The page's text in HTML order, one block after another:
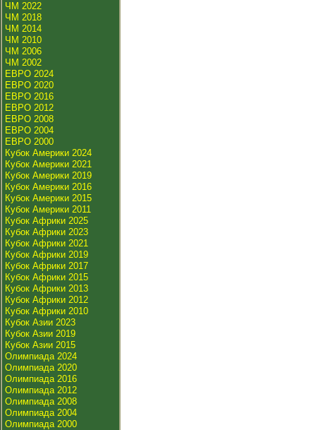
ЧМ 2022
ЧМ 2018
ЧМ 2014
ЧМ 2010
ЧМ 2006
ЧМ 2002
ЕВРО 2024
ЕВРО 2020
ЕВРО 2016
ЕВРО 2012
ЕВРО 2008
ЕВРО 2004
ЕВРО 2000
Кубок Америки 2024
Кубок Америки 2021
Кубок Америки 2019
Кубок Америки 2016
Кубок Америки 2015
Кубок Америки 2011
Кубок Африки 2025
Кубок Африки 2023
Кубок Африки 2021
Кубок Африки 2019
Кубок Африки 2017
Кубок Африки 2015
Кубок Африки 2013
Кубок Африки 2012
Кубок Африки 2010
Кубок Азии 2023
Кубок Азии 2019
Кубок Азии 2015
Олимпиада 2024
Олимпиада 2020
Олимпиада 2016
Олимпиада 2012
Олимпиада 2008
Олимпиада 2004
Олимпиада 2000